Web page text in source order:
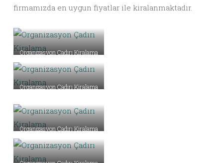
firmamızda en uygun fiyatlar ile kiralanmaktadır.
Organizasyon Çadırı Kiralama
Organizasyon Çadırı Kiralama
Organizasyon Çadırı Kiralama